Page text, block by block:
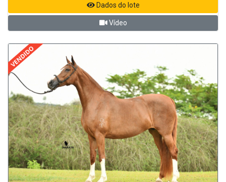
Dados do lote
Vídeo